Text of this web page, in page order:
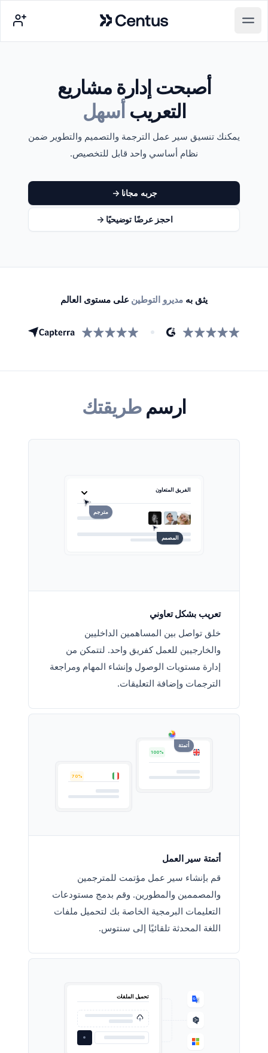
Open main menu
Centus
أصبحت إدارة مشاريع
التعريب أسهل
يمكنك تنسيق سير عمل الترجمة والتصميم والتطوير ضمن
نظام أساسي واحد قابل للتخصيص.
جربه مجانا ->
احجز عرضًا توضيحيًا ->
يثق به مديرو التوطين على مستوى العالم
ارسمطريقتك
الفريق المتعاون
مترجم
المصمم
تعريب بشكل تعاوني
خلق تواصل بين المساهمين الداخليين
والخارجيين للعمل كفريق واحد. لتتمكن من
إدارة مستويات الوصول وإنشاء المهام ومراجعة
الترجمات وإضافة التعليقات.
100%
70%
أتمتة
أتمتة سير العمل
قم بإنشاء سير عمل مؤتمت للمترجمين
والمصممين والمطورين. وقم بدمج مستودعات
التعليمات البرمجية الخاصة بك لتحميل ملفات
اللغة المحدثة تلقائيًا إلى سنتوس.
تحميل الملفات